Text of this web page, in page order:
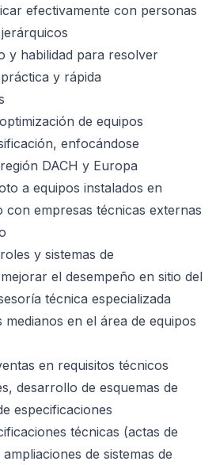
efectivamente con personas
y habilidad para resolver
y rápida
de equipos
enfocándose
DACH y Europa
a equipos instalados en
con empresas técnicas externas
y sistemas de
el desempeño en sitio del
técnica especializada
en el área de equipos
en requisitos técnicos
desarrollo de esquemas de
especificaciones
técnicas (actas de
de sistemas de